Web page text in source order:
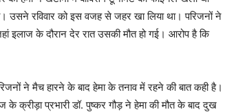
उसने रविवार को इस वजह से जहर खा लिया था। परिजनों ने
इलाज के दौरान देर रात उसकी मौत हो गई। आरोप है कि
ने मैच हारने के बाद हेमा के तनाव में रहने की बात कही है।
के क्रीड़ा प्रभारी डॉ. पुष्कर गौड़ ने हेमा की मौत के बाद दुख